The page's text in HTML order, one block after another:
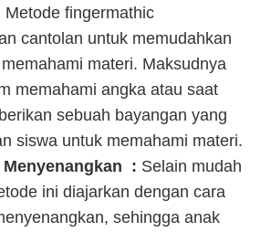
Metode fingermathic
cantolan untuk memudahkan
materi. Maksudnya
memahami angka atau saat
sebuah bayangan yang
siswa untuk memahami materi.
Menyenangkan : Selain mudah
ini diajarkan dengan cara
sehingga anak